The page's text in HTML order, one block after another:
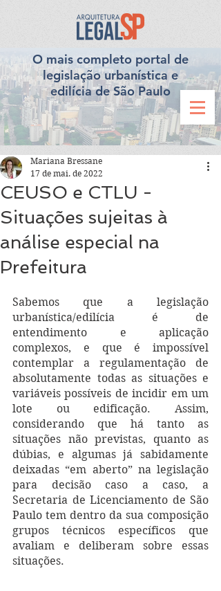
O mais completo portal de
legislação urbanística e
edilícia de São Paulo
CEUSO e CTLU -
Situações sujeitas à
análise especial na
Prefeitura
Mariana Bressane
17 de mai. de 2022
Sabemos que a legislação
urbanística/edilícia é de
entendimento e aplicação
complexos, e que é impossível
contemplar a regulamentação de
absolutamente todas as situações e
variáveis possíveis de incidir em um
lote ou edificação. Assim,
considerando que há tanto as
situações não previstas, quanto as
dúbias, e algumas já sabidamente
deixadas “em aberto” na legislação
para decisão caso a caso, a
Secretaria de Licenciamento de São
Paulo tem dentro da sua composição
grupos técnicos específicos que
avaliam e deliberam sobre essas
situações.